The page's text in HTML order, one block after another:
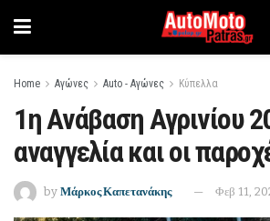
Home Αγώνες Auto - Αγώνες Κύπελλα
1η Ανάβαση Αγρινίου
αναγγελία και οι
by Μάρκος Καπετανάκης Φεβ 11,